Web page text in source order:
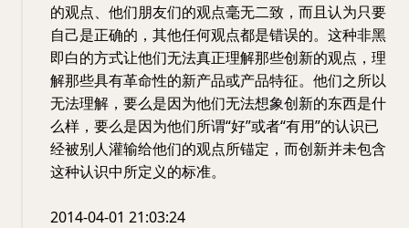
的观点、他们朋友们的观点毫无二致，而且认为只要
自己是正确的，其他任何观点都是错误的。这种非黑
即白的方式让他们无法真正理解那些创新的观点，理
解那些具有革命性的新产品或产品特征。他们之所以
无法理解，要么是因为他们无法想象创新的东西是什
么样，要么是因为他们所谓“好”或者“有用”的认识已
经被别人灌输给他们的观点所锚定，而创新并未包含
这种认识中所定义的标准。
2014-04-01 21:03:24